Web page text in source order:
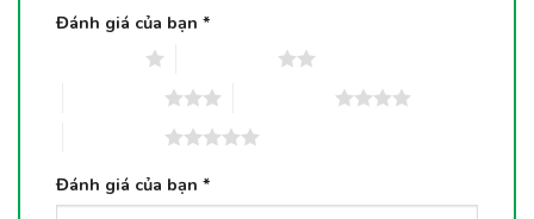
Đánh giá của bạn *
Đánh giá của bạn *